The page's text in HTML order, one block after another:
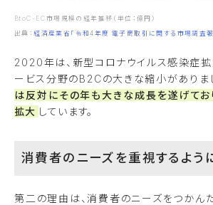
BtoC-EC市場規模の経年推移（単位：億円）
出典：経済産業省「令和4年度 電子商取引に関する市場調査
2020年は、新型コロナウイルス感染症拡
ービス分野のB2Cの大きな縮小がありま
は反対にその年も大きな成長を遂げてお
拡大 しています。
消費者のニーズを重視するよう
第二の理由は、消費者のニーズをつかん